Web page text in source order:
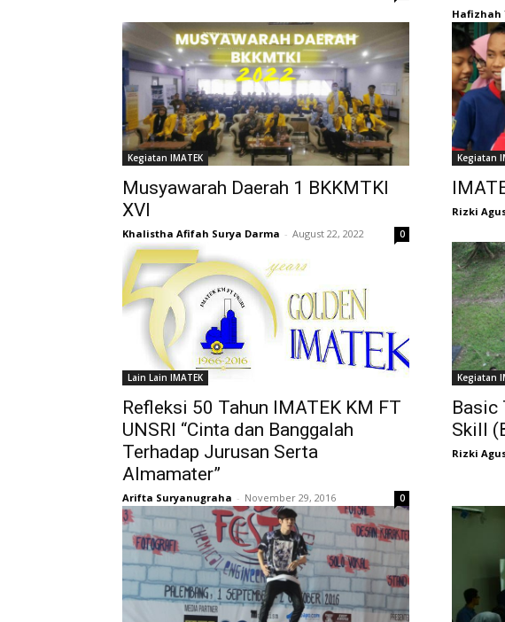
Hafizhah
Kegiatan IMATEK
Musyawarah Daerah 1 BKKMTKI
XVI
Khalistha Afifah Surya Darma - August 22, 2022 0
Kegiatan
Rizki
Lain Lain IMATEK
Refleksi 50 Tahun IMATEK KM FT
UNSRI “Cinta dan Banggalah
Terhadap Jurusan Serta
Almamater”
Arifta Suryanugraha - November 29, 2016 0
Kegiatan
Basic
Skill
Rizki